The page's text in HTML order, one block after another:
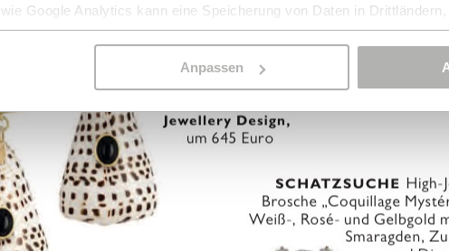
Google Analytics kann eine Speicherung von Daten in
Anpassen